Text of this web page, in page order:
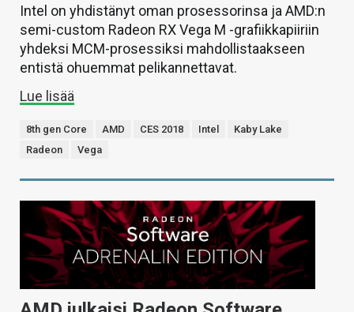
Intel on yhdistänyt oman prosessorinsa ja AMD:n
semi-custom Radeon RX Vega M -grafiikkapiiriin
yhdeksi MCM-prosessiksi mahdollistaakseen
entistä ohuemmat pelikannettavat.
Lue lisää
8th gen Core AMD CES 2018 Intel
Kaby Lake
Radeon
Vega